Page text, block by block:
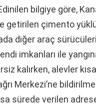
bilgiye göre,
çimento
diğer araç
imkanları ile
kalırken, alevler
Merkezi’ne
sürede verilen